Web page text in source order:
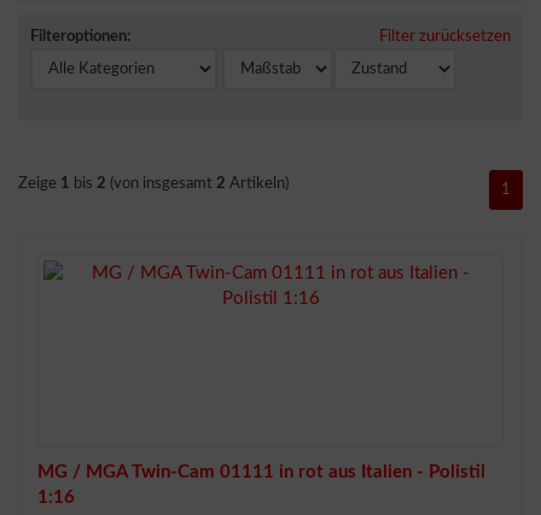
Filteroptionen: Filter zurücksetzen
Zeige 1 bis 2 (von insgesamt 2 Artikeln) 1
MG / MGA Twin-Cam 01111 in rot aus Italien - Polistil
1:16